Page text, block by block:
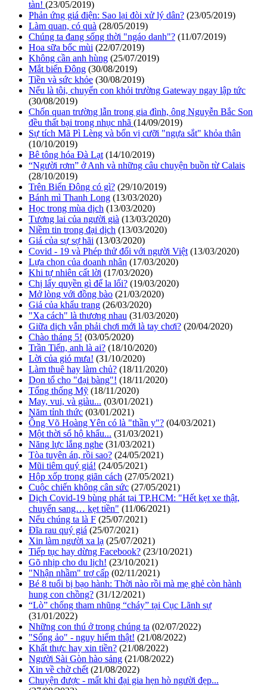
tàn! (23/05/2019)
Phản ứng giá điện: Sao lại đòi xử lý dân? (23/05/2019)
Làm quan, có quà (28/05/2019)
Chúng ta đang sống thời "ngáo danh"? (11/07/2019)
Hoa sữa bốc mùi (22/07/2019)
Không cần anh hùng (25/07/2019)
Mắt biển Đông (30/08/2019)
Tiền và sức khỏe (30/08/2019)
Nếu là tôi, chuyển con khỏi trường Gateway ngay lập tức
(30/08/2019)
Chốn quan trường lẫn trong gia đình, ông Nguyễn Bắc Son
đều thất bại trong nhục nhã (14/09/2019)
Sự tích Mã Pì Lèng và bốn vị cưỡi "ngựa sắt" khỏa thân
(10/10/2019)
Bê tông hóa Đà Lạt (14/10/2019)
“Người rơm” ở Anh và những câu chuyện buồn từ Calais
(28/10/2019)
Trên Biển Đông có gì? (29/10/2019)
Bánh mì Thanh Long (13/03/2020)
Học trong mùa dịch (13/03/2020)
Tương lai của người già (13/03/2020)
Niềm tin trong đại dịch (13/03/2020)
Giá của sự sợ hãi (13/03/2020)
Covid - 19 và Phép thử đối với người Việt (13/03/2020)
Lựa chọn của doanh nhân (17/03/2020)
Khi tự nhiên cất lời (17/03/2020)
Chị lấy quyền gì để la lối? (19/03/2020)
Mở lòng với đồng bào (21/03/2020)
Giá của khẩu trang (26/03/2020)
"Xa cách" là thương nhau (31/03/2020)
Giữa dịch vẫn phải chơi mới là tay chơi? (20/04/2020)
Chào tháng 5! (03/05/2020)
Trần Tiến, anh là ai? (18/10/2020)
Lời của gió mưa! (31/10/2020)
Làm thuê hay làm chủ? (18/11/2020)
Dọn tổ cho "đại bàng"! (18/11/2020)
Tổng thống Mỹ (18/11/2020)
May, vui, và giàu... (03/01/2021)
Năm tỉnh thức (03/01/2021)
Ông Võ Hoàng Yên có là "thần y"? (04/03/2021)
Một thời sổ hộ khẩu... (31/03/2021)
Năng lực lắng nghe (31/03/2021)
Tòa tuyên án, rồi sao? (24/05/2021)
Mũi tiêm quý giá! (24/05/2021)
Hộp xốp trong giãn cách (27/05/2021)
Cuộc chiến không cân sức (27/05/2021)
Dịch Covid-19 bùng phát tại TP.HCM: "Hết kẹt xe thật,
chuyển sang… kẹt tiền" (11/06/2021)
Nếu chúng ta là F (25/07/2021)
Đĩa rau quý giá (25/07/2021)
Xin làm người xa lạ (25/07/2021)
Tiếp tục hay dừng Facebook? (23/10/2021)
Gõ nhịp cho du lịch! (23/10/2021)
"Nhận nhầm" trợ cấp (02/11/2021)
Bé 8 tuổi bị bạo hành: Thời nào rồi mà mẹ ghẻ còn hành
hung con chồng? (31/12/2021)
“Lò” chống tham nhũng “cháy” tại Cục Lãnh sự
(31/01/2022)
Những con thú ở trong chúng ta (02/07/2022)
"Sống ảo" - nguy hiểm thật! (21/08/2022)
Khất thực hay xin tiền? (21/08/2022)
Người Sài Gòn hào sảng (21/08/2022)
Xin về chờ chết (21/08/2022)
Chuyện được - mất khi đại gia hẹn hò người đẹp...